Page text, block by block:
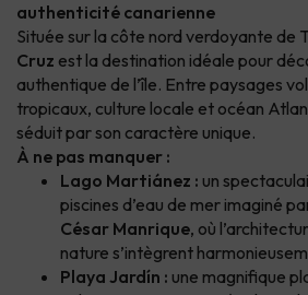
authenticité canarienne
Située sur la côte nord verdoyante de
Cruz est la destination idéale pour
authentique de l’île. Entre paysages
tropicaux, culture locale et océan
séduit par son caractère unique.
À ne pas manquer :
Lago Martiánez : un
piscines d’eau de mer imaginé
César Manrique, où
nature s’intègrent
Playa Jardín : une magnifique